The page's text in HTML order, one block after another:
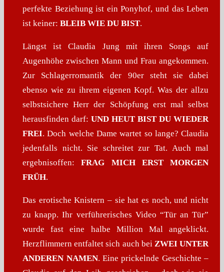
perfekte Beziehung ist ein Ponyhof, und das Leben
ist keiner:BLEIB WIE DU BIST.
Längst ist Claudia Jung mit ihren Songs auf
Augenhöhe zwischen Mann und Frau angekommen.
Zur Schlagerromantik der 90er steht sie dabei
ebenso wie zu ihrem eigenen Kopf. Was der allzu
selbstsichere Herr der Schöpfung erst mal selbst
herausfinden darf:UND HEUT BIST DU WIEDER
FREI. Doch welche Dame wartet so lange? Claudia
jedenfalls nicht. Sie schreitet zur Tat. Auch mal
ergebnisoffen:FRAG MICH ERST MORGEN
FRÜH.
Das erotische Knistern – sie hat es noch, und nicht
zu knapp. Ihr verführerisches Video “Tür an Tür”
wurde fast eine halbe Million Mal angeklickt.
Herzflimmern entfaltet sich auch bei ZWEI UNTER
ANDEREN NAMEN. Eine prickelnde Geschichte –